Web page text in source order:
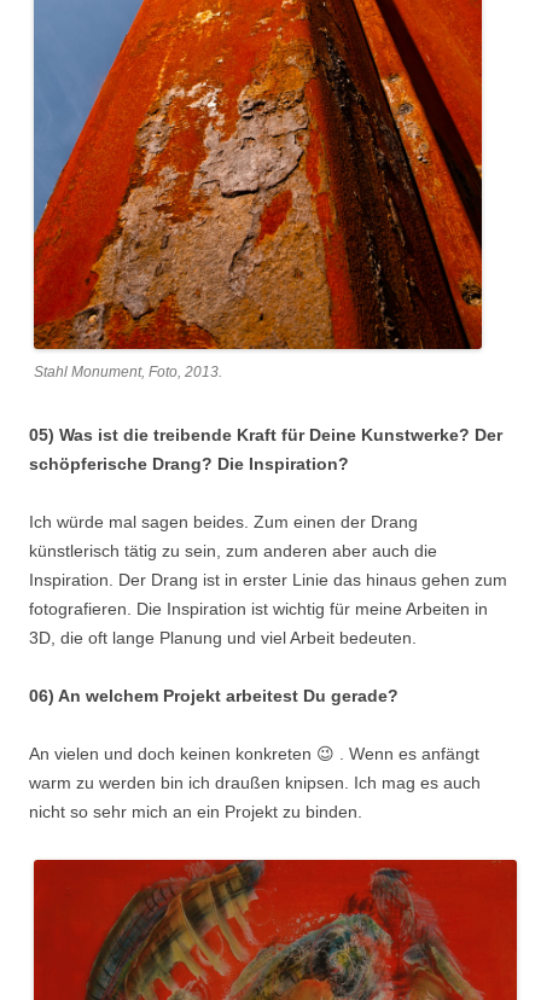
Stahl Monument, Foto, 2013.
05) Was ist die treibende Kraft für Deine Kunstwerke? Der
schöpferische Drang? Die Inspiration?
Ich würde mal sagen beides. Zum einen der Drang
künstlerisch tätig zu sein, zum anderen aber auch die
Inspiration. Der Drang ist in erster Linie das hinaus gehen zum
fotografieren. Die Inspiration ist wichtig für meine Arbeiten in
3D, die oft lange Planung und viel Arbeit bedeuten.
06) An welchem Projekt arbeitest Du gerade?
An vielen und doch keinen konkreten 😉 . Wenn es anfängt
warm zu werden bin ich draußen knipsen. Ich mag es auch
nicht so sehr mich an ein Projekt zu binden.